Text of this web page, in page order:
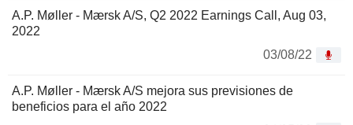
A.P. Møller - Mærsk A/S, Q2 2022 Earnings Call, Aug 03,
2022
03/08/22
A.P. Møller - Mærsk A/S mejora sus previsiones de
beneficios para el año 2022